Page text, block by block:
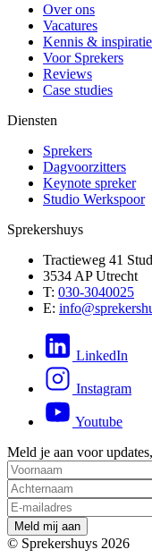
Over ons
Vacatures
Kennis & inspiratie
Voor Sprekers
Reviews
Case studies
Diensten
Sprekers
Dagvoorzitters
Keynote spreker
Studio Werkspoor
Sprekershuys
Tractieweg 41
3534 AP Utrecht
T: 030-3040025
E:
LinkedIn
Instagram
Youtube
Meld je aan voor
Meld mij aan
© Sprekershuys 2026